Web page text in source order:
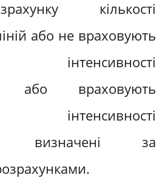
кількості
або не враховують
або враховують
визначені за